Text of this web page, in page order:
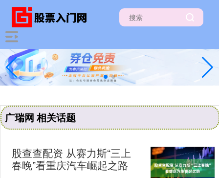
广瑞网 相关话题
股查查配资 从赛力斯“三上
春晚”看重庆汽车崛起之路